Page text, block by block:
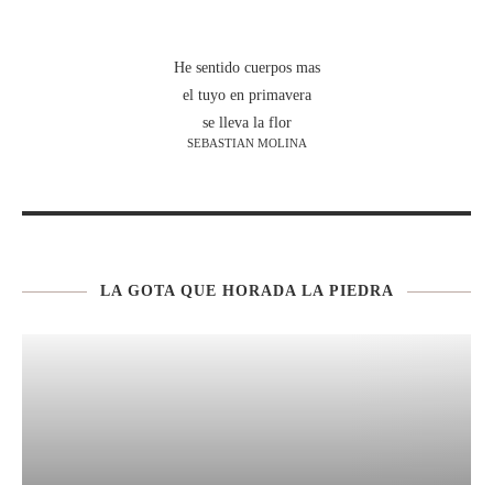
He sentido cuerpos mas
el tuyo en primavera
se lleva la flor
SEBASTIAN MOLINA
LA GOTA QUE HORADA LA PIEDRA